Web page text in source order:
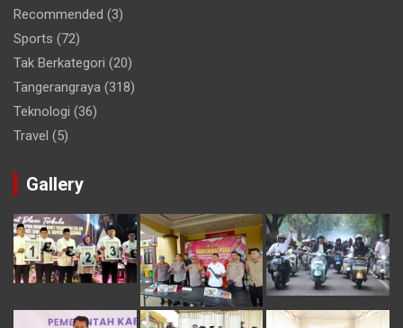
Recommended (3)
Sports (72)
Tak Berkategori (20)
Tangerangraya (318)
Teknologi (36)
Travel (5)
Gallery